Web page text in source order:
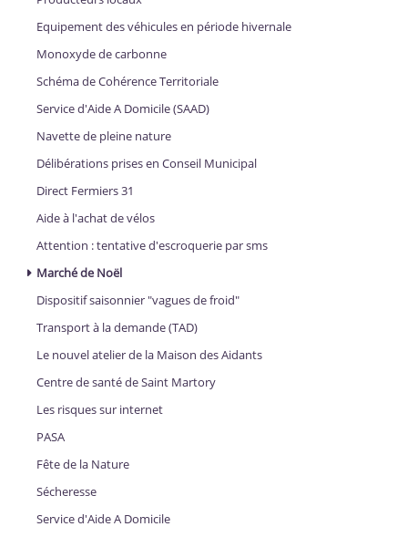
Equipement des véhicules en période hivernale
Monoxyde de carbonne
Schéma de Cohérence Territoriale
Service d'Aide A Domicile (SAAD)
Navette de pleine nature
Délibérations prises en Conseil Municipal
Direct Fermiers 31
Aide à l'achat de vélos
Attention : tentative d'escroquerie par sms
Marché de Noël
Dispositif saisonnier "vagues de froid"
Transport à la demande (TAD)
Le nouvel atelier de la Maison des Aidants
Centre de santé de Saint Martory
Les risques sur internet
PASA
Fête de la Nature
Sécheresse
Service d'Aide A Domicile